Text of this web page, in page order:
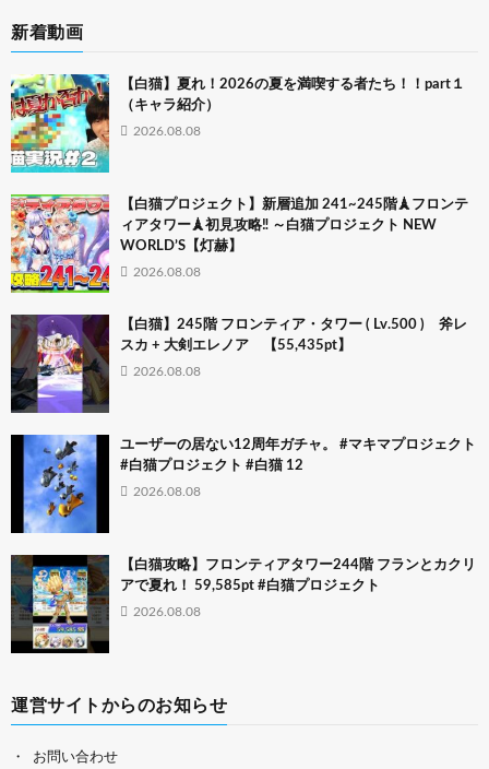
新着動画
【白猫】夏れ！2026の夏を満喫する者たち！！part１
（キャラ紹介）
2026.08.08
【白猫プロジェクト】新層追加 241~245階🗼フロンテ
ィアタワー🗼初見攻略‼ ～白猫プロジェクト NEW
WORLD’S【灯赫】
2026.08.08
【白猫】245階 フロンティア・タワー ( Lv.500 ) 斧レ
スカ + 大剣エレノア 【55,435pt】
2026.08.08
ユーザーの居ない12周年ガチャ。 #マキマプロジェクト
#白猫プロジェクト #白猫 12
2026.08.08
【白猫攻略】フロンティアタワー244階 フランとカクリ
アで夏れ！ 59,585pt #白猫プロジェクト
2026.08.08
運営サイトからのお知らせ
お問い合わせ